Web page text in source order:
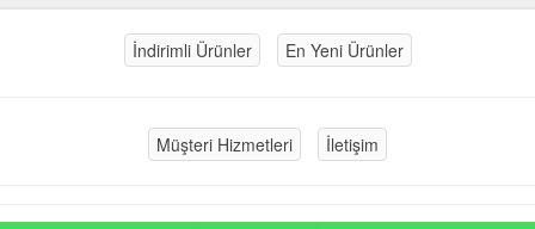
İndirimli Ürünler En Yeni Ürünler
Müşteri Hizmetleri İletişim